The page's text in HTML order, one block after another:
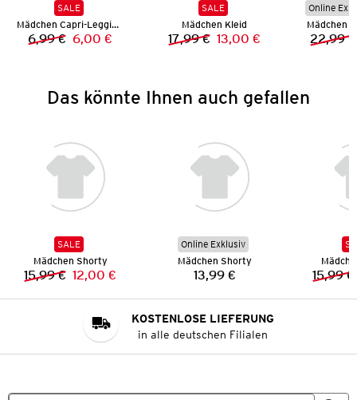
SALE
Mädchen Capri-Leggings
Vorheriger Preis:
6,99 € Neuer Preis:
6,00 €
SALE
Mädchen Kleid
Vorheriger Preis:
17,99 € Neuer Preis:
13,00 €
Online
Mädchen
22,99 €
Das könnte Ihnen auch gefallen
SALE
Mädchen Shorty
Vorheriger Preis:
15,99 € Neuer Preis:
12,00 €
Online Exklusiv
Mädchen Shorty
Preis:
13,99 € 15,99 €
KOSTENLOSE LIEFERUNG
in alle deutschen Filialen